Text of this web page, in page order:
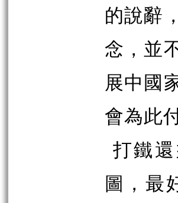
的說辭
念，並
展中國
會為此
打鐵
圖，最